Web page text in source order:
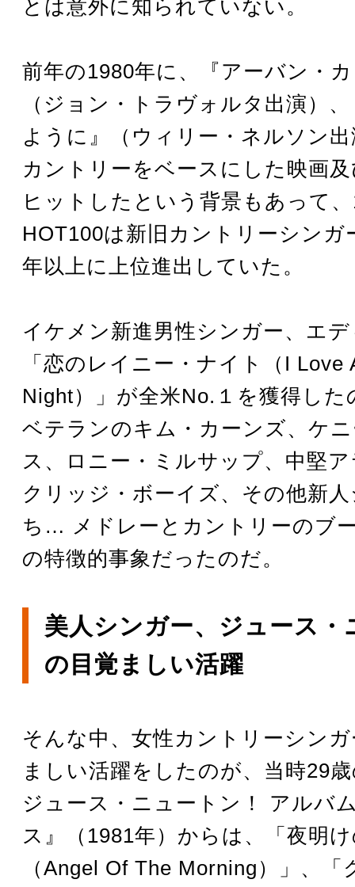
とは意外に知られていない。
前年の1980年に、『アーバン・
（ジョン・トラヴォルタ出演）
ように』（ウィリー・ネルソン
カントリーをベースにした映画
ヒットしたという背景もあって
HOT100は新旧カントリーシンガ
年以上に上位進出していた。
イケメン新進男性シンガー、エ
「恋のレイニー・ナイト（I Love
Night）」が全米No.１を獲得した
ベテランのキム・カーンズ、ケ
ス、ロニー・ミルサップ、中堅
クリッジ・ボーイズ、その他新
ち… メドレーとカントリーのブ
の特徴的事象だったのだ。
美人シンガー、ジュース・
の目覚ましい活躍
そんな中、女性カントリーシン
ましい活躍をしたのが、当時29
ジュース・ニュートン！ アルバ
ス』（1981年）からは、「夜明
（Angel Of The Morning）」、「